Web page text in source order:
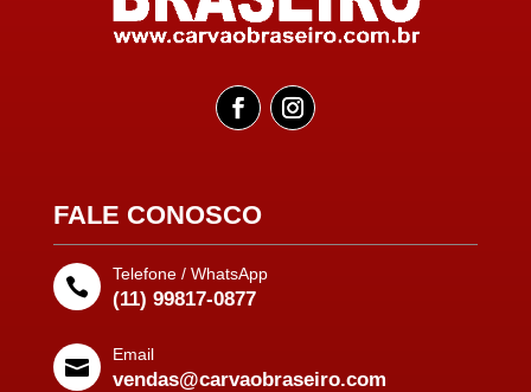
FALE CONOSCO

Telefone / WhatsApp
(11) 99817-0877

Email
vendas@carvaobraseiro.com